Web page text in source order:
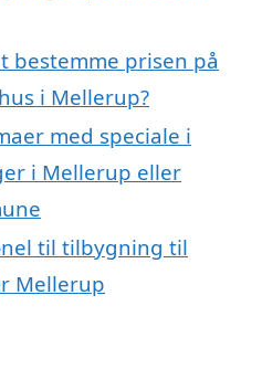
bestemme prisen på
i Mellerup?
med speciale i
i Mellerup eller
til tilbygning til
Mellerup